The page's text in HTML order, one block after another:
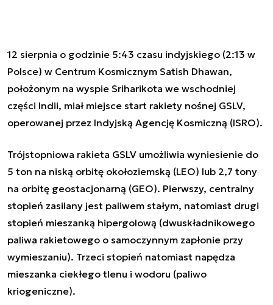
12 sierpnia o godzinie 5:43 czasu indyjskiego (2:13 w
Polsce) w Centrum Kosmicznym Satish Dhawan,
położonym na wyspie Sriharikota we wschodniej
części Indii, miał miejsce start rakiety nośnej GSLV,
operowanej przez Indyjską Agencję Kosmiczną (ISRO).
Trójstopniowa rakieta GSLV umożliwia wyniesienie do
5 ton na niską orbitę okołoziemską (LEO) lub 2,7 tony
na orbitę geostacjonarną (GEO). Pierwszy, centralny
stopień zasilany jest paliwem stałym, natomiast drugi
stopień mieszanką hipergolową (dwuskładnikowego
paliwa rakietowego o samoczynnym zapłonie przy
wymieszaniu). Trzeci stopień natomiast napędza
mieszanka ciekłego tlenu i wodoru (paliwo
kriogeniczne).